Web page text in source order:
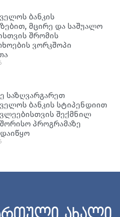
ბანკის
მცირე და საშუალო
შრომის
ვორკშოპი
საზღვარგარეთ
ბანკის სტიპენდიით
შექმნილ
პროგრამაზე